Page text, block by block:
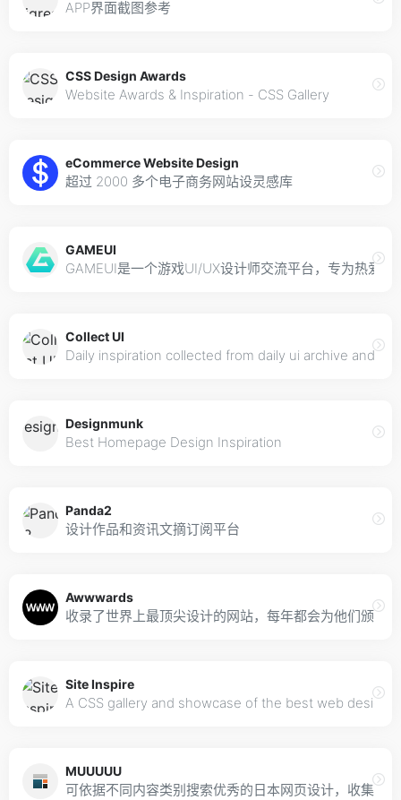
APP界面截图参考
CSS Design Awards
Website Awards & Inspiration - CSS Gallery
eCommerce Website Design
超过 2000 多个电子商务网站设灵感库
GAMEUI
GAMEUI是一个游戏UI/UX设计师交流平台，专为热爱
Collect UI
Daily inspiration collected from daily ui archive and
Designmunk
Best Homepage Design Inspiration
Panda2
设计作品和资讯文摘订阅平台
Awwwards
收录了世界上最顶尖设计的网站，每年都会为他们颁奖
Site Inspire
A CSS gallery and showcase of the best web design
MUUUUU
可依据不同内容类别搜索优秀的日本网页设计，收集灵感